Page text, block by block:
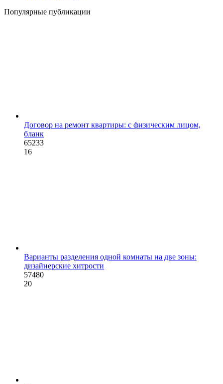
Популярные публикации
Договор на ремонт квартиры: с физическим лицом,
бланк
65233
16
Варианты разделения одной комнаты на две зоны:
дизайнерские хитрости
57480
20